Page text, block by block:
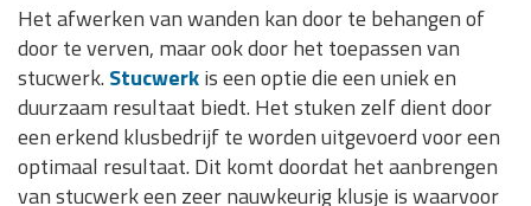
Het afwerken van wanden kan door te behangen of
door te verven, maar ook door het toepassen van
stucwerk. Stucwerkis een optie die een uniek en
duurzaam resultaat biedt. Het stuken zelf dient door
een erkend klusbedrijf te worden uitgevoerd voor een
optimaal resultaat. Dit komt doordat het aanbrengen
van stucwerk een zeer nauwkeurig klusje is waarvoor